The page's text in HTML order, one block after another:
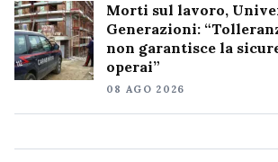
Morti sul lavoro,
Generazioni:
non garantisce la
operai”
08 AGO 2026